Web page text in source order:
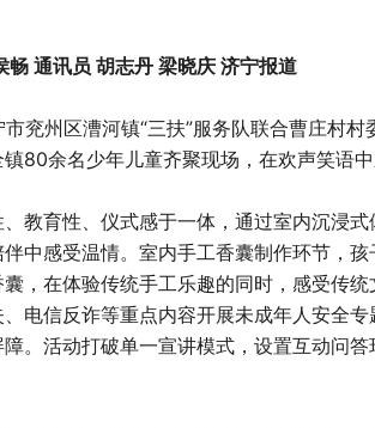
畅 通讯员 胡志丹 梁晓庆 济宁报道
兖州区漕河镇“三扶”服务队联合曹庄村
80余名少年儿童齐聚现场，在欢声笑语
教育性、仪式感于一体，通过室内沉浸
中感受温情。室内手工香囊制作环节，
，在体验传统手工乐趣的同时，感受传
电信反诈等重点内容开展未成年人安全
。活动打破单一宣讲模式，设置互动问